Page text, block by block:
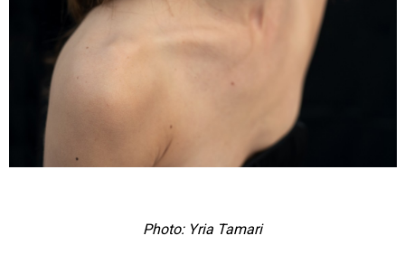
Photo: Yria Tamari